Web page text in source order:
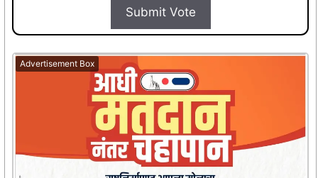
Submit Vote
Advertisement Box